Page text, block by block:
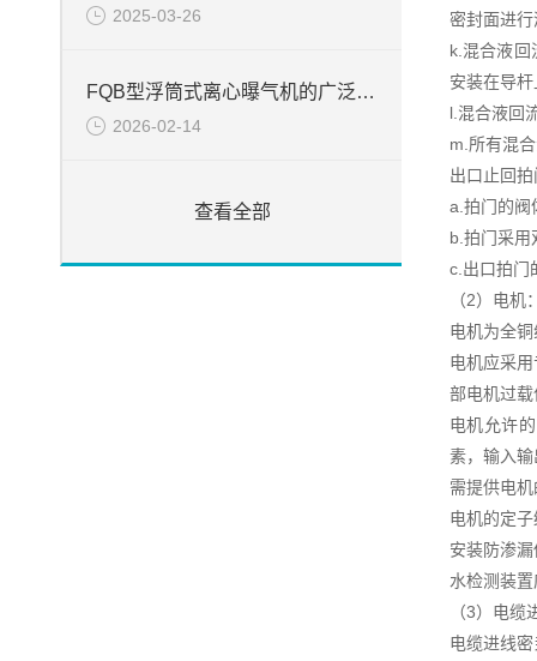
2025-03-26
FQB型浮筒式离心曝气机的广泛应用
2026-02-14
查看全部
密封面进
k.混合液回
安装在导
l.混合液回
m.所有混
出口止回
a.拍门的阀
b.拍门采用
c.出口拍门
（2）电机
电机为全
电机应采
部电机过
电机允许
素，输入
需提供电
电机的定
安装防渗
水检测装
（3）电缆
电缆进线